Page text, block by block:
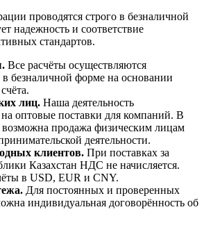
проводятся строго в безналичной
надежность и соответствие
стандартов.
Все расчёты осуществляются
безналичной форме на основании
лиц. Наша деятельность
оптовые поставки для компаний. В
возможна продажа физическим лицам
деятельности.
клиентов. При поставках за
Казахстан НДС не начисляется.
в USD, EUR и CNY.
Для постоянных и проверенных
индивидуальная договорённость об